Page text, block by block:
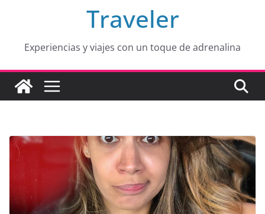
Traveler
Experiencias y viajes con un toque de adrenalina